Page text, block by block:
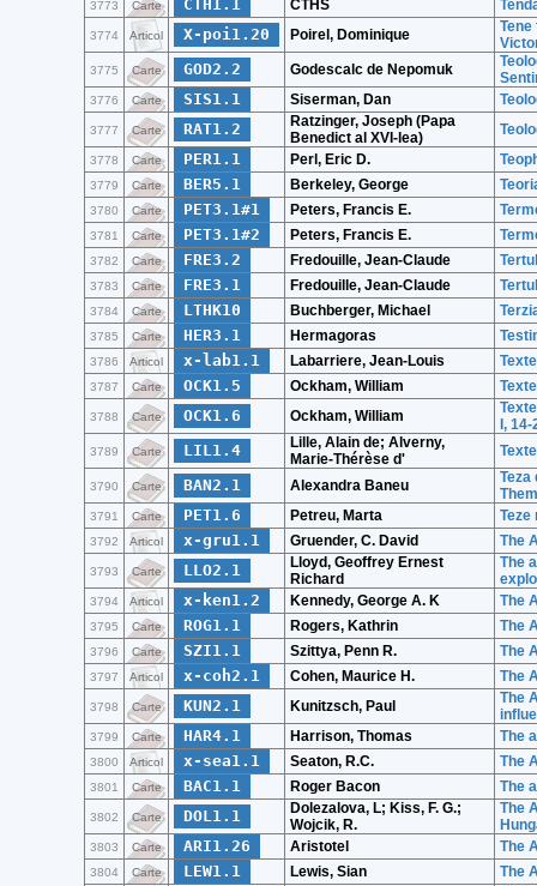
3773 Carte CTH1.1 CTHS
3774 Articol X-poi1.20 Poirel, Dominique
3775 Carte GOD2.2 Godescalc de Nepomuk
3776 Carte SIS1.1 Siserman, Dan
3777 Carte RAT1.2
Ratzinger, Joseph (Papa
Benedict al XVI-lea)
3778 Carte PER1.1 Perl, Eric D.
3779 Carte BER5.1 Berkeley, George
3780 Carte PET3.1#1 Peters, Francis E.
3781 Carte PET3.1#2 Peters, Francis E.
3782 Carte FRE3.2 Fredouille, Jean-Claude
3783 Carte FRE3.1 Fredouille, Jean-Claude
3784 Carte LTHK10 Buchberger, Michael
3785 Carte HER3.1 Hermagoras
3786 Articol x-lab1.1 Labarriere, Jean-Louis
3787 Carte OCK1.5 Ockham, William
3788 Carte OCK1.6 Ockham, William
I,
3789 Carte LIL1.4
Lille, Alain de; Alverny,
Marie-Thérèse d'
3790 Carte BAN2.1 Alexandra Baneu
Teza
3791 Carte PET1.6 Petreu, Marta Teze
3792 Articol x-gru1.1 Gruender, C. David The
3793 Carte LLO2.1
Lloyd, Geoffrey Ernest
Richard
The
3794 Articol x-ken1.2 Kennedy, George A. K The
3795 Carte ROG1.1 Rogers, Kathrin The
3796 Carte SZI1.1 Szittya, Penn R. The
3797 Articol x-coh2.1 Cohen, Maurice H. The
3798 Carte KUN2.1 Kunitzsch, Paul
The
3799 Carte HAR4.1 Harrison, Thomas The
3800 Articol x-sea1.1 Seaton, R.C. The
3801 Carte BAC1.1 Roger Bacon The
3802 Carte DOL1.1
Dolezalova, L; Kiss, F. G.;
Wojcik, R.
The
3803 Carte ARI1.26 Aristotel The
3804 Carte LEW1.1 Lewis, Sian The